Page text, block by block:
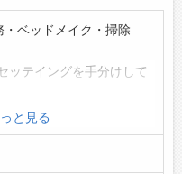
ベッドメイク・掃除
ッテイングを手分けして
短時間業務となります。
と見る